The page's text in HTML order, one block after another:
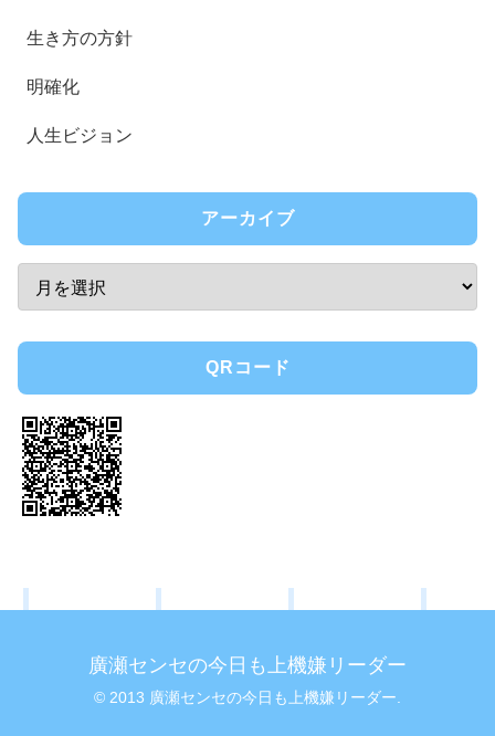
生き方の方針
明確化
人生ビジョン
アーカイブ
QRコード
廣瀬センセの今日も上機嫌リーダー
© 2013 廣瀬センセの今日も上機嫌リーダー.